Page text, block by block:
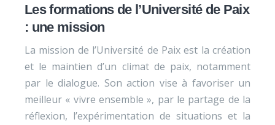
Les formations de l’Université de Paix
: une mission
La mission de l’Université de Paix est la création
et le maintien d’un climat de paix, notamment
par le dialogue. Son action vise à favoriser un
meilleur « vivre ensemble », par le partage de la
réflexion, l’expérimentation de situations et la